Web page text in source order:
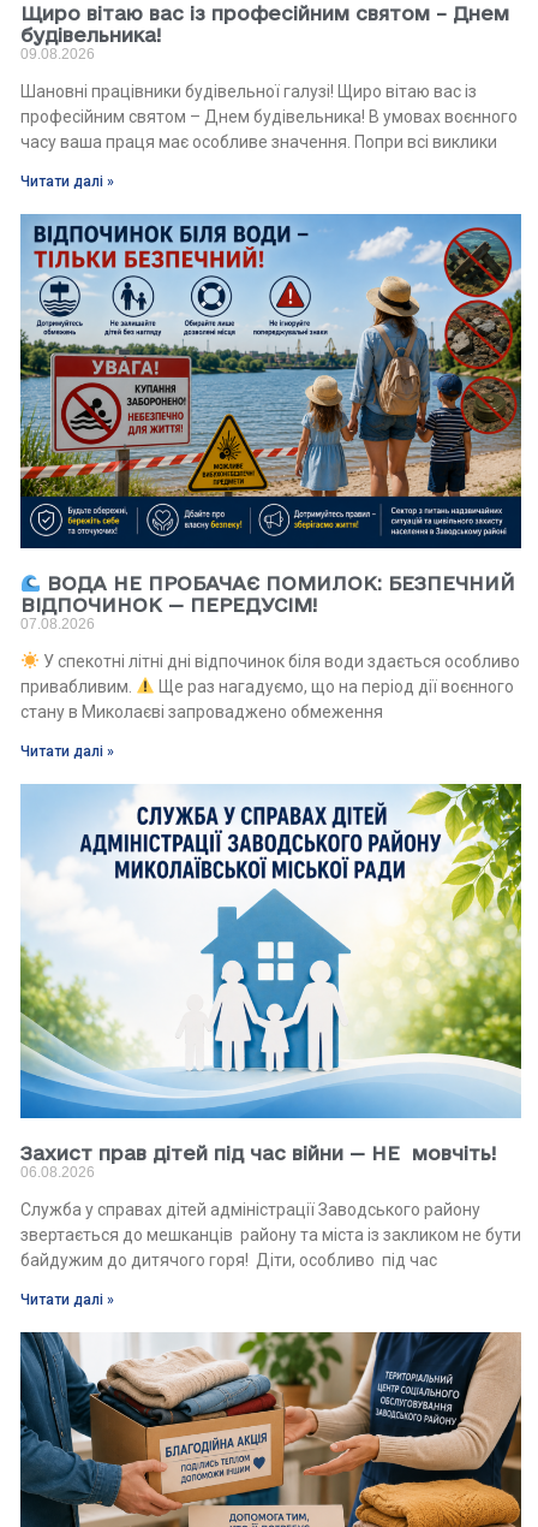
Щиро вітаю вас із професійним святом – Днем
будівельника!
09.08.2026
Шановні працівники будівельної галузі! Щиро вітаю вас із
професійним святом – Днем будівельника! В умовах воєнного
часу ваша праця має особливе значення. Попри всі виклики
Читати далі »
ВОДА НЕ ПРОБАЧАЄ ПОМИЛОК: БЕЗПЕЧНИЙ
ВІДПОЧИНОК — ПЕРЕДУСІМ!
07.08.2026
У спекотні літні дні відпочинок біля води здається особливо
привабливим.
Ще раз нагадуємо, що на період дії воєнного
стану в Миколаєві запроваджено обмеження
Читати далі »
Захист прав дітей під час війни — НЕ мовчіть!
06.08.2026
Служба у справах дітей адміністрації Заводського району
звертається до мешканців району та міста із закликом не бути
байдужим до дитячого горя! Діти, особливо під час
Читати далі »